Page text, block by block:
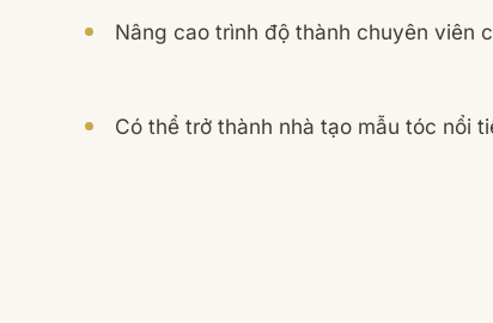
Nâng cao trình độ thành chuyên viên
Có thể trở thành nhà tạo mẫu tóc nổi